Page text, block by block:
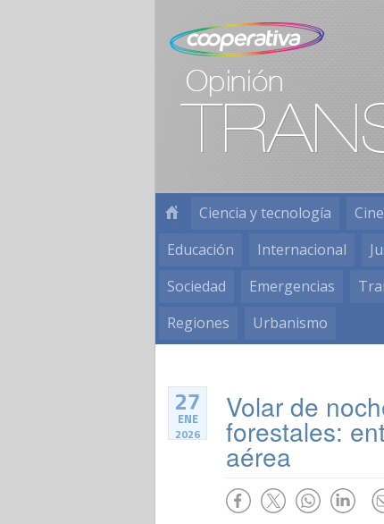
Ciencia y tecnología Cine
Educación
Internacional
Sociedad
Emergencias
Regiones
Urbanismo
27
ENE
2026
Volar de
forestales:
aérea